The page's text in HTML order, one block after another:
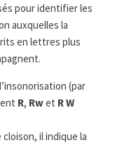
pour identifier les
auxquelles la
en lettres plus
(par
R, Rwet RW
il indique la